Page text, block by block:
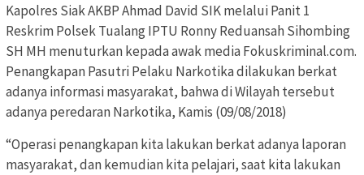
Kapolres Siak AKBP Ahmad David SIK melalui Panit 1
Reskrim Polsek Tualang IPTU Ronny Reduansah Sihombing
SH MH menuturkan kepada awak media Fokuskriminal.com.
Penangkapan Pasutri Pelaku Narkotika dilakukan berkat
adanya informasi masyarakat, bahwa di Wilayah tersebut
adanya peredaran Narkotika, Kamis (09/08/2018)
“Operasi penangkapan kita lakukan berkat adanya laporan
masyarakat, dan kemudian kita pelajari, saat kita lakukan